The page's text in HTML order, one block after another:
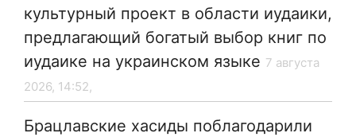
культурный проект в области иудаики,
предлагающий богатый выбор книг по
иудаике на украинском языке 7 августа
2026, 14:52,
Брацлавские хасиды поблагодарили